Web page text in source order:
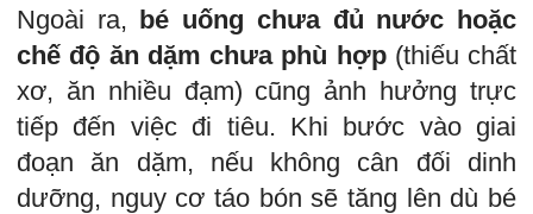
Ngoài ra, bé uống chưa đủ nước hoặc
chế độ ăn dặm chưa phù hợp(thiếu chất
xơ, ăn nhiều đạm) cũng ảnh hưởng trực
tiếp đến việc đi tiêu. Khi bước vào giai
đoạn ăn dặm, nếu không cân đối dinh
dưỡng, nguy cơ táo bón sẽ tăng lên dù bé